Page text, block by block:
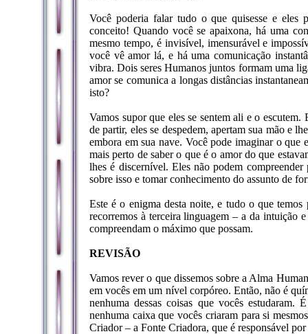
Você poderia falar tudo o que quisesse e eles
conceito! Quando você se apaixona, há uma
mesmo tempo, é invisível, imensurável e
você vê amor lá, e há uma comunicação
vibra. Dois seres Humanos juntos formam uma
amor se comunica a longas distâncias
isto?
Vamos supor que eles se sentem ali e o
de partir, eles se despedem, apertam sua mão e
embora em sua nave. Você pode imaginar o que
mais perto de saber o que é o amor do que
lhes é discernível. Eles não podem
sobre isso e tomar conhecimento do assunto de
Este é o enigma desta noite, e tudo o que
recorremos à terceira linguagem – a da intuição
compreendam o máximo que possam.
REVISÃO
Vamos rever o que dissemos sobre a Alma
em vocês em um nível corpóreo. Então, não é
nenhuma dessas coisas que vocês
nenhuma caixa que vocês criaram para si
Criador – a Fonte Criadora, que é responsável